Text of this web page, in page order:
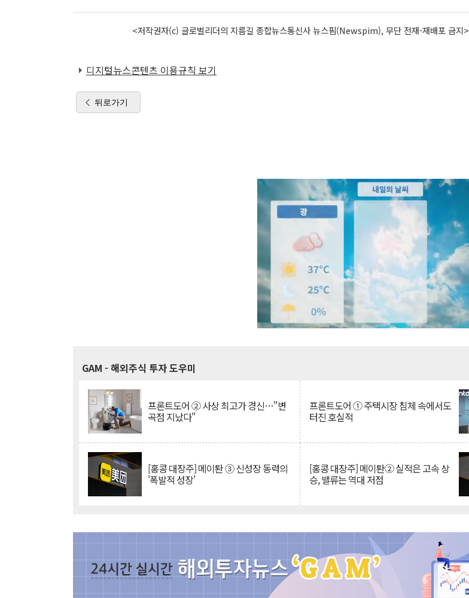
<저작권자(c) 글로벌리더의 지름길 종합뉴스통신사 뉴스핌(Newspim), 무단 전재-재배포 금지>
디지털뉴스콘텐츠 이용규칙 보기
뒤로가기
GAM - 해외주식 투자 도우미
프론트도어 ② 사상 최고가 경신…"변
곡점 지났다"
프론트도어 ① 주택시장 침체 속에서도
터진 호실적
[홍콩 대장주] 메이퇀 ③ 신성장 동력의
'폭발적 성장'
[홍콩 대장주] 메이퇀② 실적은 고속 상
승, 밸류는 역대 저점